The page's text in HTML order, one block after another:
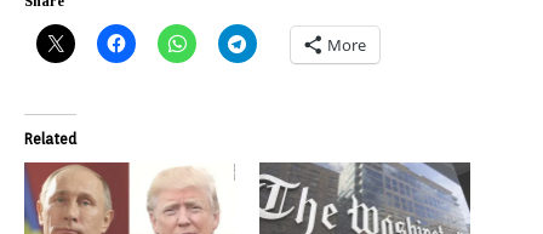
More
Related